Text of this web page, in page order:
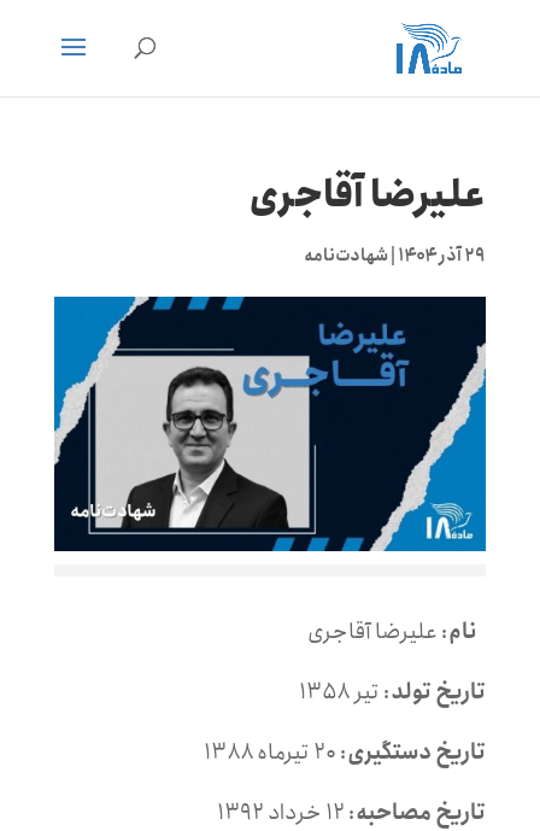
علیرضا آقاجری
۲۹ آذر ۱۴۰۴ شهادت‌نامه
نام:علیرضا آقاجری
تاریخ تولد: تیر ۱۳۵۸
تاریخ دستگیری:۲۰ تیر‌ماه ۱۳۸۸
تاریخ مصاحبه: